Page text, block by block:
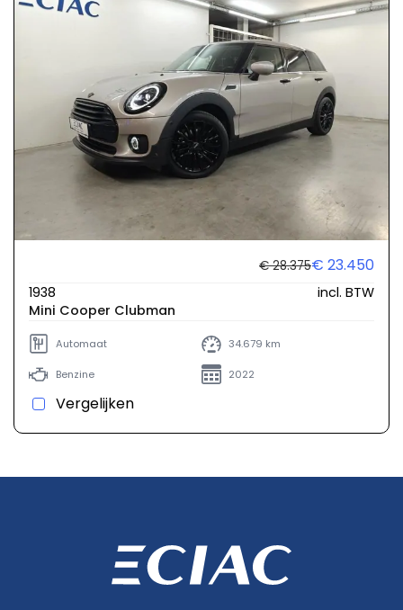
€ 28.375€ 23.450
1938
incl. BTW
Mini Cooper Clubman
Automaat 34.679 km
Benzine 2022
Vergelijken